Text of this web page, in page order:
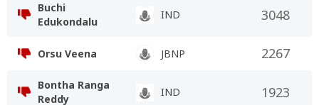
Buchi
Edukondalu
IND 3048
Orsu Veena JBNP 2267
Bontha Ranga
Reddy
IND 1923